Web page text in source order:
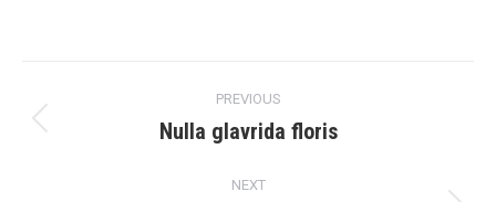
navigation
PREVIOUS
Previous
Nulla glavrida floris
NEXT